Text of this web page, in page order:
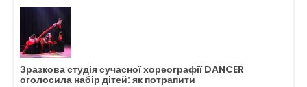
Зразкова студія сучасної хореографії DANCER
оголосила набір дітей: як потрапити